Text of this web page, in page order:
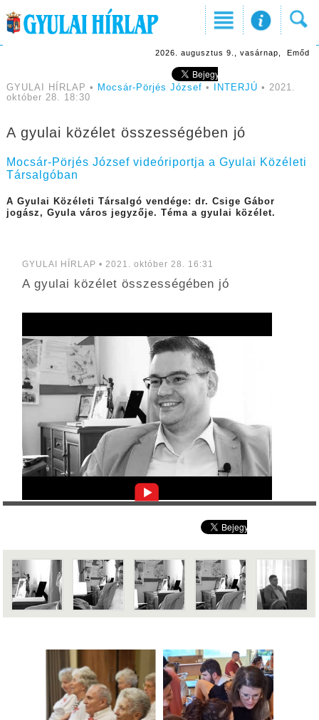
2026. augusztus 9., vasárnap, Emőd
GYULAI HÍRLAP • Mocsár-Pörjés József • INTERJÚ • 2021.
október 28. 18:30
A gyulai közélet összességében jó
Mocsár-Pörjés József videóriportja a Gyulai Közéleti
Társalgóban
A Gyulai Közéleti Társalgó vendége: dr. Csige Gábor
jogász, Gyula város jegyzője. Téma a gyulai közélet.
GYULAI HÍRLAP • 2021. október 28. 16:31
A gyulai közélet összességében jó